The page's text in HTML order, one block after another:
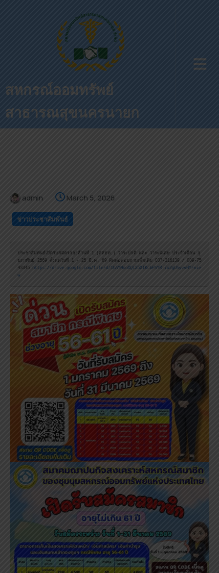
สหกรณ์ออมทรัพย์
สาธารณสุขนครนายก
admin March 5, 2026
ข่าวประชาสัมพันธ์
ประชาสัมพันธ์เปิดรับสมัครกองล้านที่ 1 (สสธท.) วาระปกติ และ วาระพิเศษ ประจำเดือน กุ
มภาพันธ์ 2569 ตั้งแต่วันที่ 1 - 25 มี.ค. 69 ติดต่อสอบถามเพิ่มเติม 037-316139 / 089-75
43345
https://drive.google.com/file/d/1hAYNooXQL25XIKcbPhYR-7x2gUhyvvHY/vie
w